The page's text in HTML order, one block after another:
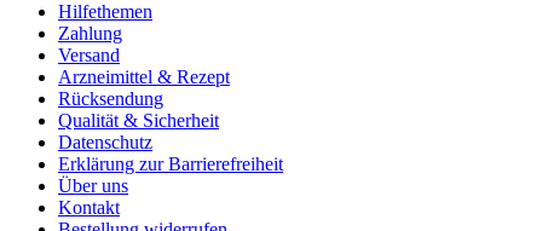
Hilfethemen
Zahlung
Versand
Arzneimittel & Rezept
Rücksendung
Qualität & Sicherheit
Datenschutz
Erklärung zur Barrierefreiheit
Über uns
Kontakt